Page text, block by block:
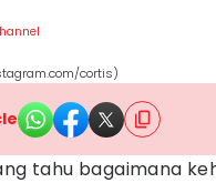
cortis)
tahu bagaimana